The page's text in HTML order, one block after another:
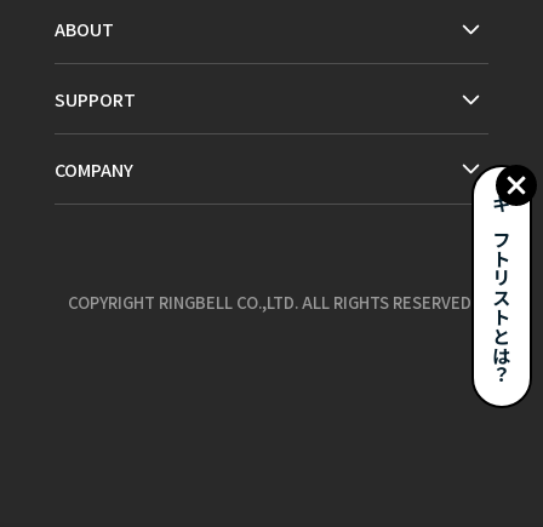
ギフトリストとは？
ABOUT
SUPPORT
COMPANY
COPYRIGHT RINGBELL CO.,LTD. ALL RIGHTS RESERVED.